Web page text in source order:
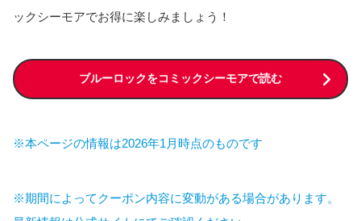
ックシーモアでお得に楽しみましょう！
ブルーロックをコミックシーモアで読む
※本ページの情報は2026年1月時点のものです
※期間によってクーポン内容に変動がある場合があります。